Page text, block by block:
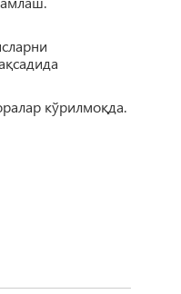
кўрилмоқда.